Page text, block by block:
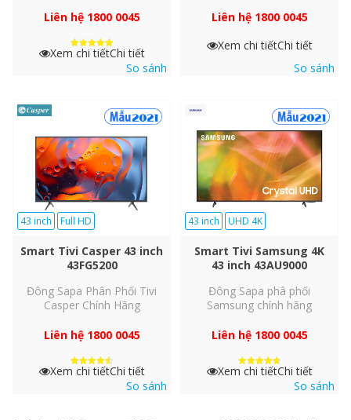
Tái hiện những khung hình có chiều sâu vớiUHD
tối ưu hóa màu sắc, độ nét và độ tương phản cho hình ảnh trở
nên chân thực và sống động đến bất ngờ.
nghệDolby Digital Plus
Bên cạnh 2 loa với tổng công suất 20 W, tivi Samsung còn được
Liên hệ 1800 0045
Được xếp
Xem chi tiếtChi tiết
So sánh
Liên hệ 1800 0045
Xem chi tiếtChi tiết
So sánh
43 inch Full HD
Smart Tivi Casper 43 inch
43FG5200
Đông Sapa Phân Phối Tivi
Casper Chính Hãng
Liên hệ 1800 0045
Được xếp
Xem chi tiếtChi tiết
So sánh
43 inch UHD 4K
Smart Tivi Samsung 4K
43 inch 43AU9000
Đông Sapa phâ phối
Samsung chính hãng
Liên hệ 1800 0045
Được xếp
Xem chi tiếtChi tiết
So sánh